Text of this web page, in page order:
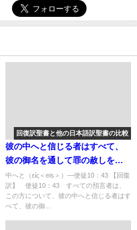
回復訳聖書と他の日本語訳聖書の比較
彼の中へと信じる者はすべて、
彼の御名を通して罪の赦しを受
ける：回復訳聖書と他の日本語
訳との比較(153)
中へと（εἰς＜eis＞）―使徒10：43 【回復
訳】 使徒10：43 すべての預言者は、
この方について、彼の中へと信じる者はす
べて、彼の御...